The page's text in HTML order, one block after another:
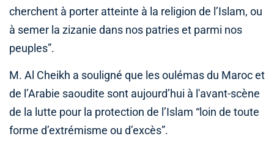
cherchent à porter atteinte à la religion de l’Islam, ou
à semer la zizanie dans nos patries et parmi nos
peuples”.
M. Al Cheikh a souligné que les oulémas du Maroc et
de l’Arabie saoudite sont aujourd’hui à l'avant-scène
de la lutte pour la protection de l’Islam “loin de toute
forme d’extrémisme ou d’excès”.